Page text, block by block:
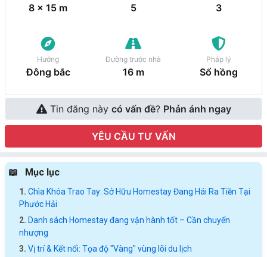
8 x 15 m 5 3
Hướng
Đông bắc
Đường trước nhà
16 m
Pháp lý
Sổ hồng
Tin đăng này có vấn đề? Phản ánh ngay
YÊU CẦU TƯ VẤN
Mục lục
Chìa Khóa Trao Tay: Sở Hữu Homestay Đang Hái Ra Tiền Tại
Phước Hải
Danh sách Homestay đang vận hành tốt – Cần chuyển
nhượng
Vị trí & Kết nối: Tọa độ "Vàng" vùng lõi du lịch